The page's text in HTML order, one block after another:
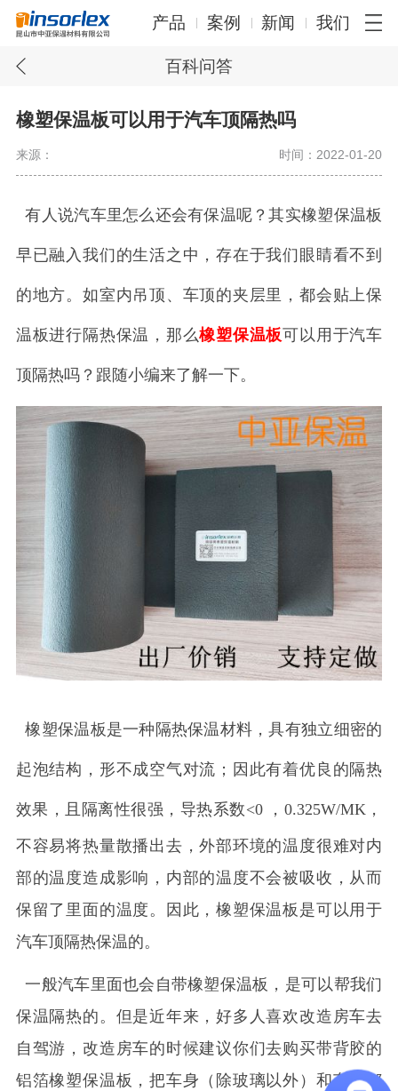
产品 案例 新闻 我们
百科问答
橡塑保温板可以用于汽车顶隔热吗
来源： 时间：2022-01-20
有人说汽车里怎么还会有保温呢？其实橡塑保温板
早已融入我们的生活之中，存在于我们眼睛看不到
的地方。如室内吊顶、车顶的夹层里，都会贴上保
温板进行隔热保温，那么橡塑保温板可以用于汽车
顶隔热吗？跟随小编来了解一下。
橡塑保温板是一种隔热保温材料，具有独立细密的
起泡结构，形不成空气对流；因此有着优良的隔热
效果，且隔离性很强，导热系数<0 ， 0.325W/MK，
不容易将热量散播出去，外部环境的温度很难对内
部的温度造成影响，内部的温度不会被吸收，从而
保留了里面的温度。因此，橡塑保温板是可以用于
汽车顶隔热保温的。
一般汽车里面也会自带橡塑保温板，是可以帮我们
保温隔热的。但是近年来，好多人喜欢改造房车去
自驾游，改造房车的时候建议你们去购买带背胶的
铝箔橡塑保温板，把车身（除玻璃以外）和车顶都